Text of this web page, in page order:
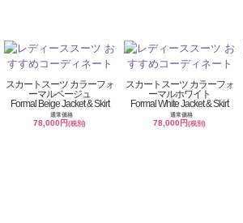
スカートスーツ カラーフォ
ーマルベージュ
Formal Beige Jacket & Skirt
通常価格
78,000円(税別)
スカートスーツ カラーフォ
ーマルホワイト
Formal White Jacket & Skirt
通常価格
78,000円(税別)